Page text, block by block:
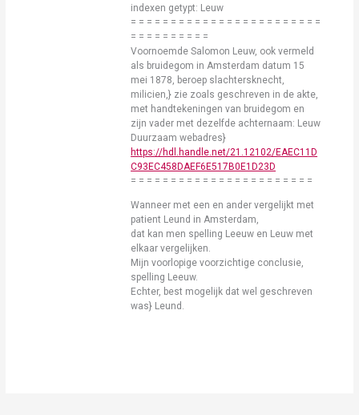
indexen getypt: Leuw
= = = = = = = = = = = = = = = = = = = = = = = =
= = = = = = = = = =
Voornoemde Salomon Leuw, ook vermeld
als bruidegom in Amsterdam datum 15
mei 1878, beroep slachtersknecht,
milicien,} zie zoals geschreven in de akte,
met handtekeningen van bruidegom en
zijn vader met dezelfde achternaam: Leuw
Duurzaam webadres}
https://hdl.handle.net/21.12102/EAEC11D
C93EC458DAEF6E517B0E1D23D
= = = = = = = = = = = = = = = = = = = = = = =
Wanneer met een en ander vergelijkt met
patient Leund in Amsterdam,
dat kan men spelling Leeuw en Leuw met
elkaar vergelijken.
Mijn voorlopige voorzichtige conclusie,
spelling Leeuw.
Echter, best mogelijk dat wel geschreven
was} Leund.